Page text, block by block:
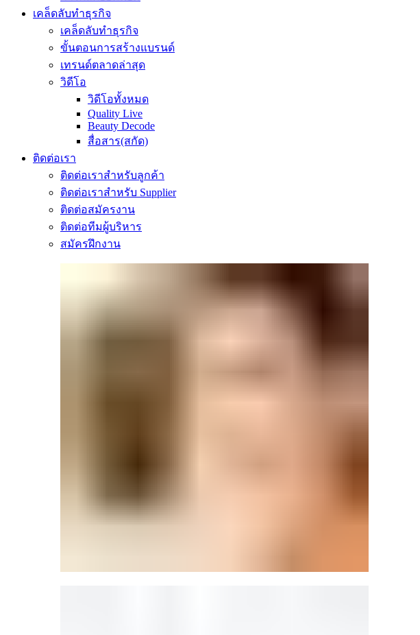
เคล็ดลับทำธุรกิจ
เคล็ดลับทำธุรกิจ
ขั้นตอนการสร้างแบรนด์
เทรนด์ตลาดล่าสุด
วิดีโอ
วิดีโอทั้งหมด
Quality Live
Beauty Decode
สื่อสาร(สกัด)
ติดต่อเรา
ติดต่อเราสำหรับลูกค้า
ติดต่อเราสำหรับ Supplier
ติดต่อสมัครงาน
ติดต่อทีมผู้บริหาร
สมัครฝึกงาน